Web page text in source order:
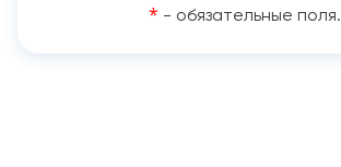
* - обязательные поля.